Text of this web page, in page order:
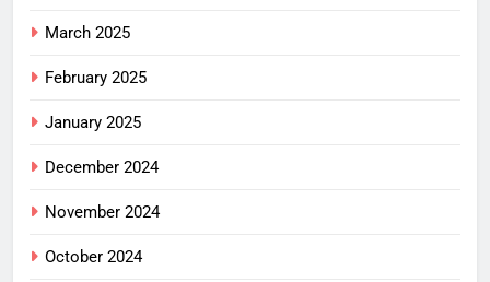
March 2025
February 2025
January 2025
December 2024
November 2024
October 2024